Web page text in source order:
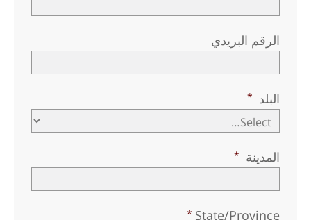
الرقم البريدي
البلد
المدينة
State/Province